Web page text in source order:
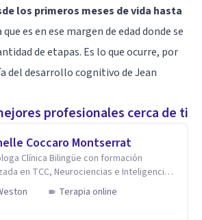
los primeros meses de vida hasta
que es en ese margen de edad donde se
de etapas. Es lo que ocurre, por
del desarrollo cognitivo deJean
profesionales cerca de ti
Coccaro Montserrat
Clínica Bilingüe con formación
en TCC, Neurociencias e Inteligencia
Terapia online